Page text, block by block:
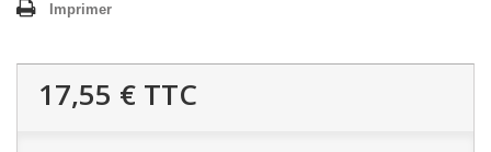
Imprimer
17,55 € TTC